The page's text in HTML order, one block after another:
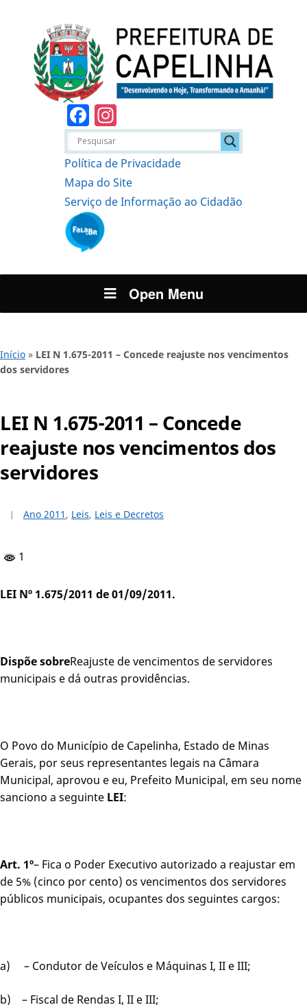
Facebook
Política de Privacidade
Mapa do Site
Serviço de Informação ao Cidadão
Open Menu
Início » LEI N 1.675-2011 – Concede reajuste nos vencimentos
dos servidores
LEI N 1.675-2011 – Concede
reajuste nos vencimentos dos
servidores
Ano 2011 , Leis, Leis e Decretos
1
LEI Nº 1.675/2011 de 01/09/2011.
Dispõe sobreReajuste de vencimentos de servidores
municipais e dá outras providências.
O Povo do Município de Capelinha, Estado de Minas
Gerais, por seus representantes legais na Câmara
Municipal, aprovou e eu, Prefeito Municipal, em seu nome
sanciono a seguinte LEI:
Art. 1º– Fica o Poder Executivo autorizado a reajustar em
de 5% (cinco por cento) os vencimentos dos servidores
públicos municipais, ocupantes dos seguintes cargos:
a) – Condutor de Veículos e Máquinas I, II e III;
b) – Fiscal de Rendas I, II e III;